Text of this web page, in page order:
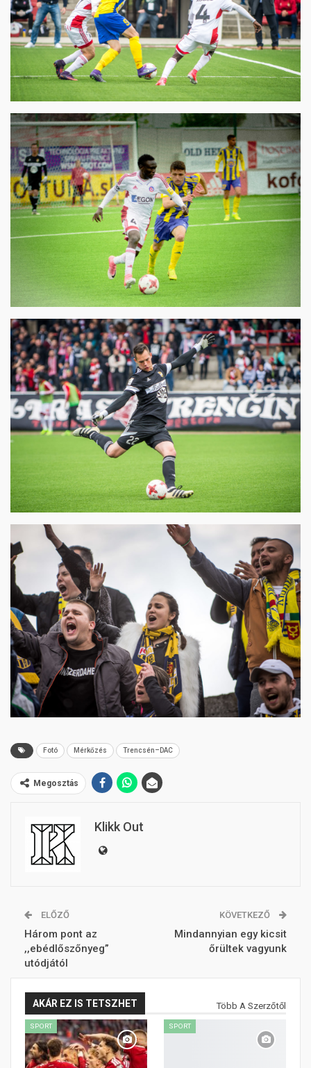
Fotó Mérkőzés Trencsén–DAC
Megosztás
Klikk Out
ELŐZŐ
Három pont az
,,ebédlőszőnyeg”
utódjától
KÖVETKEZŐ
Mindannyian egy kicsit
őrültek vagyunk
AKÁR EZ IS TETSZHET Több A Szerzőtől
SPORT SPORT